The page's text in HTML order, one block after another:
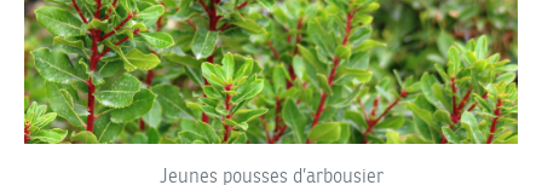
Jeunes pousses d’arbousier